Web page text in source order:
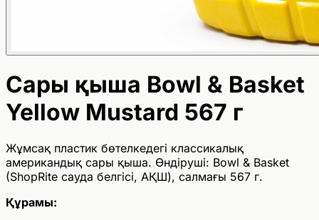
Сары қыша Bowl & Basket
Yellow Mustard 567 г
Жұмсақ пластик бөтелкедегі классикалық
американдық сары қыша. Өндіруші: Bowl & Basket
(ShopRite сауда белгісі, АҚШ), салмағы 567 г.
Құрамы: